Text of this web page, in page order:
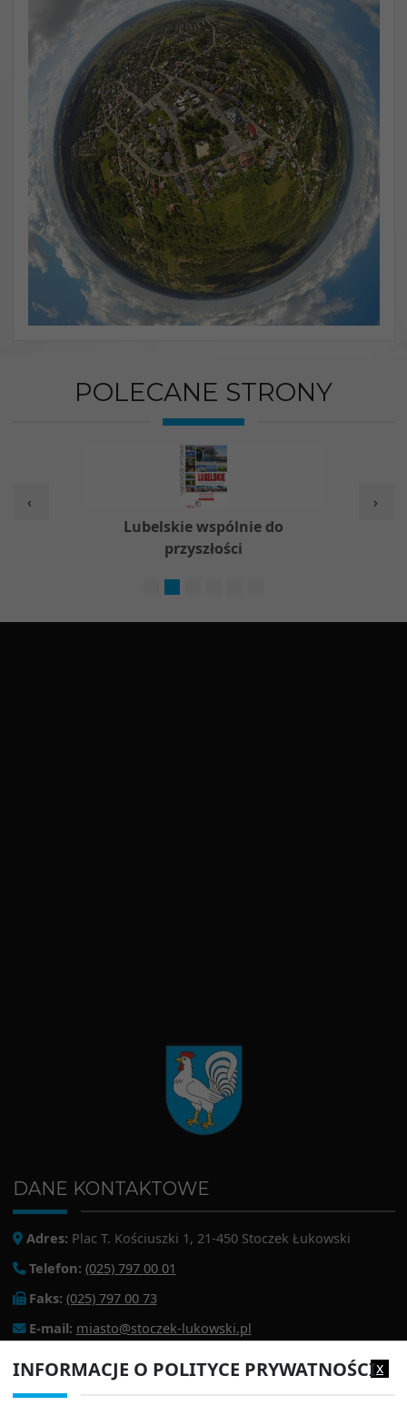
POLECANE STRONY
Lubelskie wspólnie do
przyszłości
‹ ›
DANE KONTAKTOWE
Adres: Plac T. Kościuszki 1, 21-450 Stoczek Łukowski
Telefon: (025) 797 00 01
Faks: (025) 797 00 73
E-mail: miasto@stoczek-lukowski.pl
x
INFORMACJE O POLITYCE PRYWATNOŚCI